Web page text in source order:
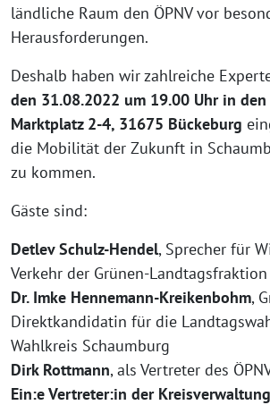
ländliche Raum den ÖPNV vor
Herausforderungen.
Deshalb haben wir zahlreiche
den 31.08.2022 um 19.00 Uhr in den
Marktplatz 2-4, 31675 Bückeburg
die Mobilität der Zukunft in
zu kommen.
Gäste sind:
Detlev Schulz-Hendel, Sprecher für
Verkehr der Grünen-
Dr. Imke Hennemann-Kreikenbohm,
Direktkandidatin für die
Wahlkreis Schaumburg
Dirk Rottmann, als Vertreter des
Ein:e Vertreter:in der Kreisverwaltung